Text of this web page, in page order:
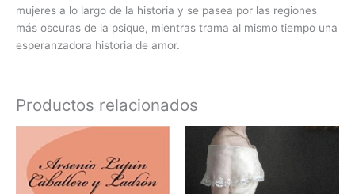
mujeres a lo largo de la historia y se pasea por las regiones
más oscuras de la psique, mientras trama al mismo tiempo una
esperanzadora historia de amor.
Productos relacionados